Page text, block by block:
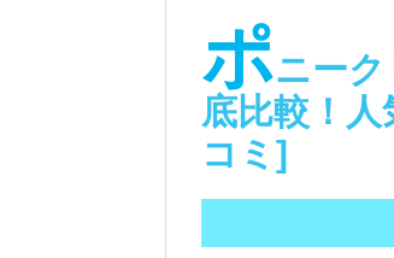
ポニー
底比較！
コミ]